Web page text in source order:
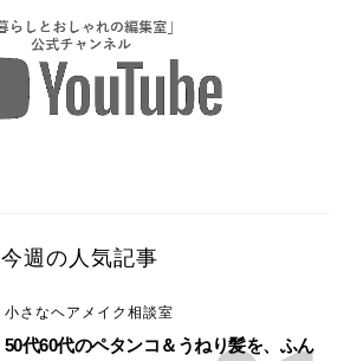
今週の人気記事
小さなヘアメイク相談室
50代60代のペタンコ＆うねり髪を、ふん